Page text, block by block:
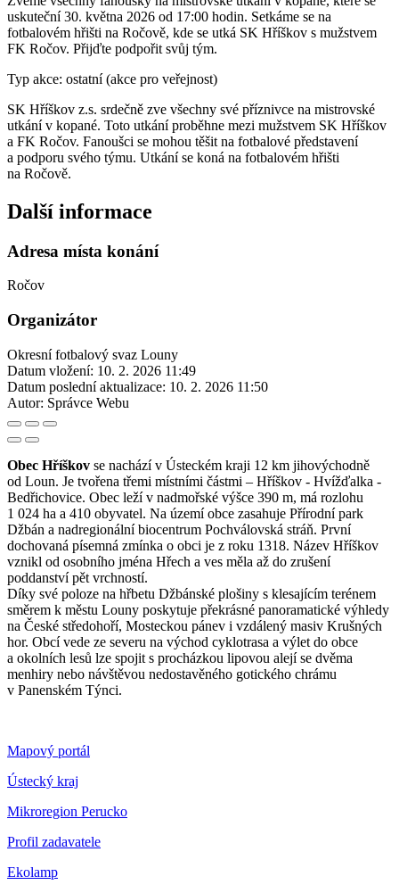
uskuteční 30. května 2026 od 17:00 hodin. Setkáme se na
fotbalovém hřišti na Ročově, kde se utká SK Hříškov s mužstvem
FK Ročov. Přijďte podpořit svůj tým.
Typ akce: ostatní (akce pro veřejnost)
SK Hříškov z.s. srdečně zve všechny své příznivce na mistrovské
utkání v kopané. Toto utkání proběhne mezi mužstvem SK Hříškov
a FK Ročov. Fanoušci se mohou těšit na fotbalové představení
a podporu svého týmu. Utkání se koná na fotbalovém hřišti
na Ročově.
Další informace
Adresa místa konání
Ročov
Organizátor
Okresní fotbalový svaz Louny
Datum vložení: 10. 2. 2026 11:49
Datum poslední aktualizace: 10. 2. 2026 11:50
Autor: Správce Webu
Obec Hříškov se nachází v Ústeckém kraji 12 km jihovýchodně
od Loun. Je tvořena třemi místními částmi – Hříškov - Hvížďalka -
Bedřichovice. Obec leží v nadmořské výšce 390 m, má rozlohu
1 024 ha a 410 obyvatel. Na území obce zasahuje Přírodní park
Džbán a nadregionální biocentrum Pochválovská stráň. První
dochovaná písemná zmínka o obci je z roku 1318. Název Hříškov
vznikl od osobního jména Hřech a ves měla až do zrušení
poddanství pět vrchností.
Díky své poloze na hřbetu Džbánské plošiny s klesajícím terénem
směrem k městu Louny poskytuje překrásné panoramatické výhledy
na České středohoří, Mosteckou pánev i vzdálený masiv Krušných
hor. Obcí vede ze severu na východ cyklotrasa a výlet do obce
a okolních lesů lze spojit s procházkou lipovou alejí se dvěma
menhiry nebo návštěvou nedostavěného gotického chrámu
v Panenském Týnci.
Mapový portál
Ústecký kraj
Mikroregion Perucko
Profil zadavatele
Ekolamp